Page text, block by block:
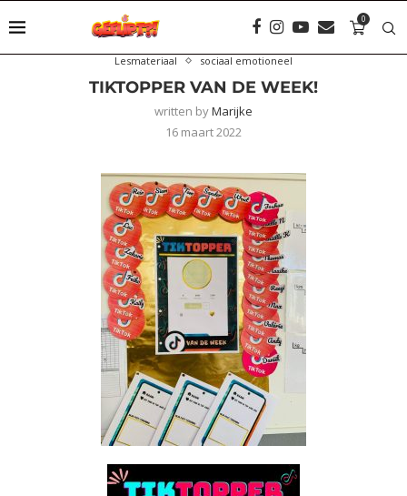
0
Lesmateriaal sociaal emotioneel
TIKTOPPER VAN DE WEEK!
written byMarijke
16 maart 2022